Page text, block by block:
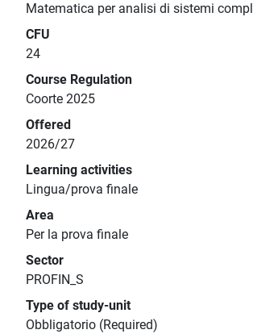
Matematica per analisi di sistemi
CFU
24
Course Regulation
Coorte 2025
Offered
2026/27
Learning activities
Lingua/prova finale
Area
Per la prova finale
Sector
PROFIN_S
Type of study-unit
Obbligatorio (Required)